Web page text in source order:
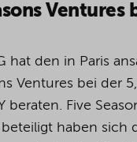
hat den in Paris
Ventures bei der
beraten. Five
haben